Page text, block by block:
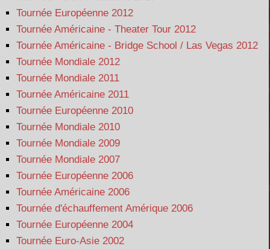
Tournée Européenne 2012
Tournée Américaine - Theater Tour 2012
Tournée Américaine - Bridge School / Las Vegas 2012
Tournée Mondiale 2012
Tournée Mondiale 2011
Tournée Américaine 2011
Tournée Européenne 2010
Tournée Mondiale 2010
Tournée Mondiale 2009
Tournée Mondiale 2007
Tournée Européenne 2006
Tournée Américaine 2006
Tournée d'échauffement Amérique 2006
Tournée Européenne 2004
Tournée Euro-Asie 2002